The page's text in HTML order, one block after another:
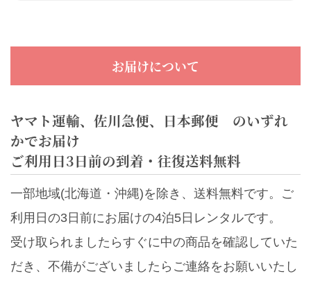
お届けについて
ヤマト運輸、佐川急便、日本郵便 のいずれ
かでお届け
ご利用日3日前の到着・往復送料無料
一部地域(北海道・沖縄)を除き、送料無料です。ご
利用日の3日前にお届けの4泊5日レンタルです。
受け取られましたらすぐに中の商品を確認していた
だき、不備がございましたらご連絡をお願いいたし